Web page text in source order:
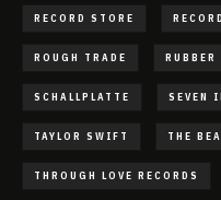
RECORD STORE
ROUGH TRADE RUBBER
SCHALLPLATTE SEVEN
TAYLOR SWIFT THE
THROUGH LOVE RECORDS